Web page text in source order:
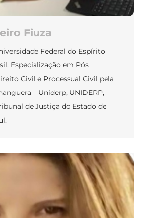
Fiuza
Federal do Espírito
Especialização em Pós
Civil e Processual Civil pela
– Uniderp, UNIDERP,
de Justiça do Estado de